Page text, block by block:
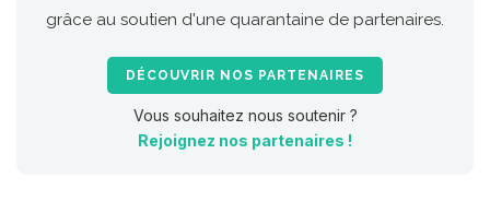
grâce au soutien d'une quarantaine de partenaires.
DÉCOUVRIR NOS PARTENAIRES
Vous souhaitez nous soutenir ?
Rejoignez nos partenaires !